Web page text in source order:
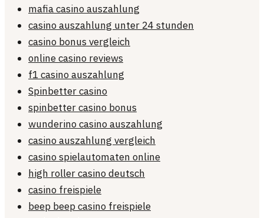
mafia casino auszahlung
casino auszahlung unter 24 stunden
casino bonus vergleich
online casino reviews
f1 casino auszahlung
Spinbetter casino
spinbetter casino bonus
wunderino casino auszahlung
casino auszahlung vergleich
casino spielautomaten online
high roller casino deutsch
casino freispiele
beep beep casino freispiele